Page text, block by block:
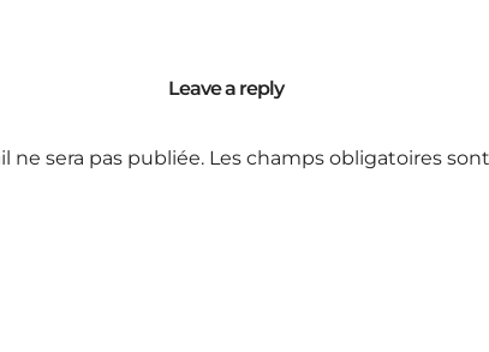
Leave a reply
ne sera pas publiée. Les champs obligatoires